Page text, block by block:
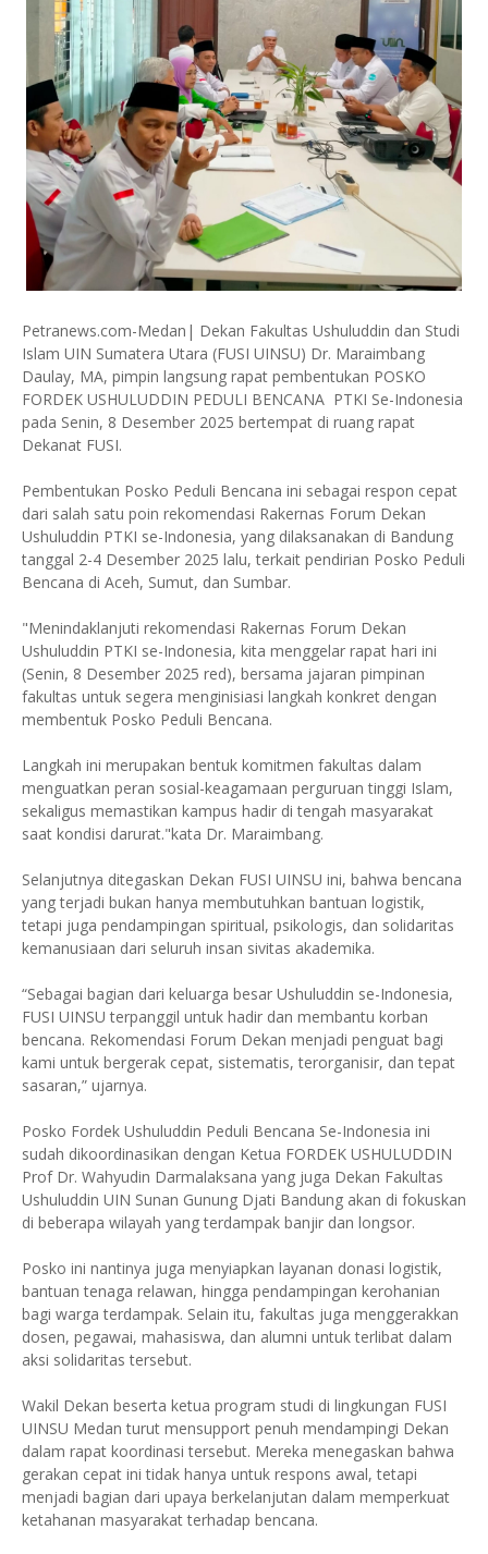
Petranews.com-Medan| Dekan Fakultas Ushuluddin dan Studi
Islam UIN Sumatera Utara (FUSI UINSU) Dr. Maraimbang
Daulay, MA, pimpin langsung rapat pembentukan POSKO
FORDEK USHULUDDIN PEDULI BENCANA PTKI Se-Indonesia
pada Senin, 8 Desember 2025 bertempat di ruang rapat
Dekanat FUSI.
Pembentukan Posko Peduli Bencana ini sebagai respon cepat
dari salah satu poin rekomendasi Rakernas Forum Dekan
Ushuluddin PTKI se-Indonesia, yang dilaksanakan di Bandung
tanggal 2-4 Desember 2025 lalu, terkait pendirian Posko Peduli
Bencana di Aceh, Sumut, dan Sumbar.
"Menindaklanjuti rekomendasi Rakernas Forum Dekan
Ushuluddin PTKI se-Indonesia, kita menggelar rapat hari ini
(Senin, 8 Desember 2025 red), bersama jajaran pimpinan
fakultas untuk segera menginisiasi langkah konkret dengan
membentuk Posko Peduli Bencana.
Langkah ini merupakan bentuk komitmen fakultas dalam
menguatkan peran sosial-keagamaan perguruan tinggi Islam,
sekaligus memastikan kampus hadir di tengah masyarakat
saat kondisi darurat."kata Dr. Maraimbang.
Selanjutnya ditegaskan Dekan FUSI UINSU ini, bahwa bencana
yang terjadi bukan hanya membutuhkan bantuan logistik,
tetapi juga pendampingan spiritual, psikologis, dan solidaritas
kemanusiaan dari seluruh insan sivitas akademika.
“Sebagai bagian dari keluarga besar Ushuluddin se-Indonesia,
FUSI UINSU terpanggil untuk hadir dan membantu korban
bencana. Rekomendasi Forum Dekan menjadi penguat bagi
kami untuk bergerak cepat, sistematis, terorganisir, dan tepat
sasaran,” ujarnya.
Posko Fordek Ushuluddin Peduli Bencana Se-Indonesia ini
sudah dikoordinasikan dengan Ketua FORDEK USHULUDDIN
Prof Dr. Wahyudin Darmalaksana yang juga Dekan Fakultas
Ushuluddin UIN Sunan Gunung Djati Bandung akan di fokuskan
di beberapa wilayah yang terdampak banjir dan longsor.
Posko ini nantinya juga menyiapkan layanan donasi logistik,
bantuan tenaga relawan, hingga pendampingan kerohanian
bagi warga terdampak. Selain itu, fakultas juga menggerakkan
dosen, pegawai, mahasiswa, dan alumni untuk terlibat dalam
aksi solidaritas tersebut.
Wakil Dekan beserta ketua program studi di lingkungan FUSI
UINSU Medan turut mensupport penuh mendampingi Dekan
dalam rapat koordinasi tersebut. Mereka menegaskan bahwa
gerakan cepat ini tidak hanya untuk respons awal, tetapi
menjadi bagian dari upaya berkelanjutan dalam memperkuat
ketahanan masyarakat terhadap bencana.